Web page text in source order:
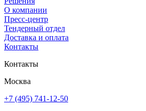
О компании
Пресс-центр
Тендерный отдел
Доставка и оплата
Контакты
Контакты
Москва
+7 (495) 741-12-50